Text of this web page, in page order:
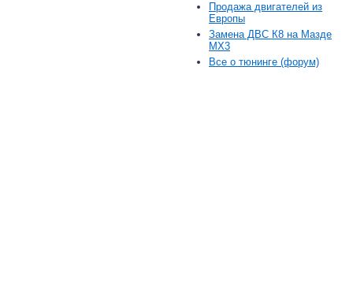
Продажа двигателей из
Европы
Замена ДВС К8 на Мазде
MX3
Все о тюнинге (форум)